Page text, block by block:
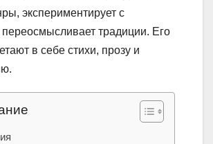
экспериментирует с
традиции. Его
в себе стихи, прозу и